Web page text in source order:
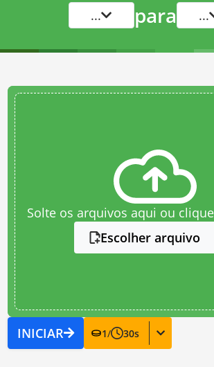
... para ...
Solte os arquivos aqui ou
Escolher arquivo
INICIAR 1/ 30s